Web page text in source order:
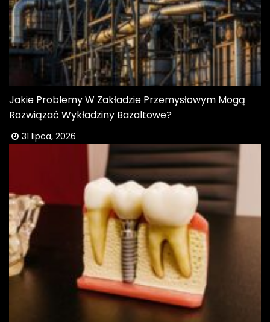
Jakie Problemy W Zakładzie Przemysłowym Mogą
Rozwiązać Wykładziny Bazaltowe?
31 lipca, 2026